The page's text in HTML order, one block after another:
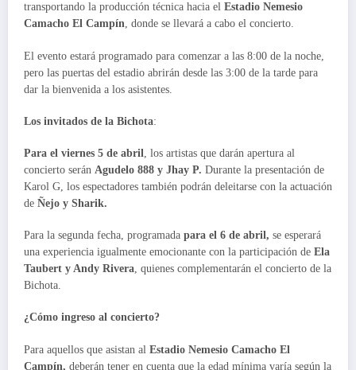
transportando la producción técnica hacia el Estadio Nemesio
Camacho El Campín, donde se llevará a cabo el concierto.
El evento estará programado para comenzar a las 8:00 de la noche,
pero las puertas del estadio abrirán desde las 3:00 de la tarde para
dar la bienvenida a los asistentes.
Los invitados de la Bichota:
Para el viernes 5 de abril
, los artistas que darán apertura al
concierto serán Agudelo 888 y Jhay P. Durante la presentación de
Karol G, los espectadores también podrán deleitarse con la actuación
de Ñejo y Sharik.
Para la segunda fecha, programada para el 6 de abril, se esperará
una experiencia igualmente emocionante con la participación de Ela
Taubert y Andy Rivera, quienes complementarán el concierto de la
Bichota.
¿Cómo ingreso al concierto?
Para aquellos que asistan al Estadio Nemesio Camacho El
Campín, deberán tener en cuenta que la edad mínima varía según la